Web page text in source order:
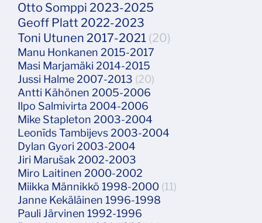
Otto Somppi 2023-2025
Geoff Platt 2022-2023
Toni Utunen 2017-2021 (20)
Manu Honkanen 2015-2017
Masi Marjamäki 2014-2015
Jussi Halme 2007-2013 (20)
Antti Kähönen 2005-2006
Ilpo Salmivirta 2004-2006
Mike Stapleton 2003-2004
Leonīds Tambijevs 2003-2004
Dylan Gyori 2003-2004
Jiri Marušak 2002-2003
Miro Laitinen 2000-2002
Miikka Männikkö 1998-2000 (11)
Janne Kekäläinen 1996-1998
Pauli Järvinen 1992-1996